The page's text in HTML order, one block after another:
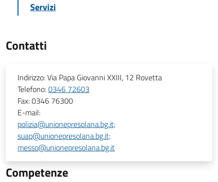
Servizi
Contatti
Indirizzo:Via Papa Giovanni XXIII, 12 Rovetta
Telefono:0346 72603
Fax:0346 76300
E-mail:
polizia@unionepresolana.bg.it;
suap@unionepresolana.bg.it;
messo@unionepresolana.bg.it
Competenze